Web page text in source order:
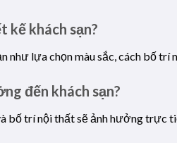
kế khách sạn?
như lựa chọn màu sắc, cách bố
đến khách sạn?
bố trí nội thất sẽ ảnh hưởng trực